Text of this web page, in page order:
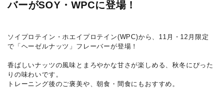
バーがSOY・WPCに登場！
ソイプロテイン・ホエイプロテイン(WPC)から、11月・12月限定
で「ヘーゼルナッツ」フレーバーが登場！
香ばしいナッツの風味とまろやかな甘さが楽しめる、秋冬にぴった
りの味わいです。
トレーニング後のご褒美や、朝食・間食にもおすすめ。